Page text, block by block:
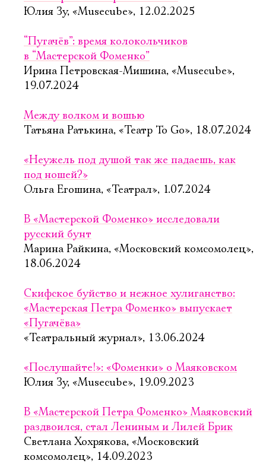
Юлия Зу, «Musecube», 12.02.2025
“Пугачёв”: время колокольчиков
в “Мастерской Фоменко”
Ирина Петровская-Мишина, «Musecube»,
19.07.2024
Между волком и вошью
Татьяна Ратькина, «Театр To Go», 18.07.2024
«Неужель под душой так же падаешь, как
под ношей?»
Ольга Егошина, «Театрал», 1.07.2024
В «Мастерской Фоменко» исследовали
русский бунт
Марина Райкина, «Московский комсомолец»,
18.06.2024
Скифское буйство и нежное хулиганство:
«Мастерская Петра Фоменко» выпускает
«Пугачёва»
«Театральный журнал», 13.06.2024
«Послушайте!»: «Фоменки» о Маяковском
Юлия Зу, «Musecube», 19.09.2023
В «Мастерской Петра Фоменко» Маяковский
раздвоился, стал Лениным и Лилей Брик
Светлана Хохрякова, «Московский
комсомолец», 14.09.2023
Ознакомиться